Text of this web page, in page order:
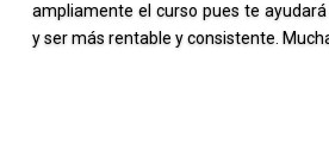
ampliamente el curso pues te
y ser más rentable y consistente.